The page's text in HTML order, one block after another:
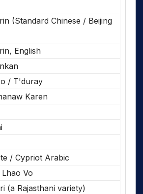
(Standard Chinese / Beijing
English
/ T'duray
Karen
/ Cypriot Arabic
Vo
(a Rajasthani variety)